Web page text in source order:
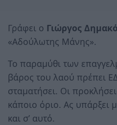
Γράφει ο Γιώργος
«Αδούλωτης Μάνης».
Το παραμύθι των
βάρος του λαού πρέπει
σταματήσει. Οι
κάποιο όριο. Ας υπάρξει
και σ’ αυτό.